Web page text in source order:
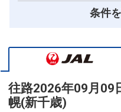
条件
往路2026年09月09
幌(新千歳)